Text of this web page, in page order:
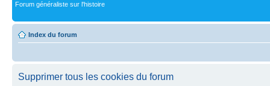
Forum généraliste sur l'histoire
Index du forum
Supprimer tous les cookies du forum